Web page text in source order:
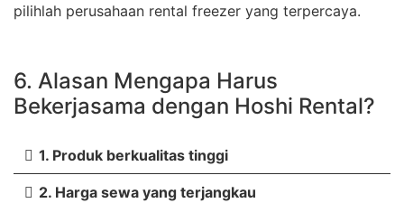
pilihlah perusahaan rental freezer yang terpercaya.
6. Alasan Mengapa Harus
Bekerjasama dengan Hoshi Rental?
1. Produk berkualitas tinggi
2. Harga sewa yang terjangkau